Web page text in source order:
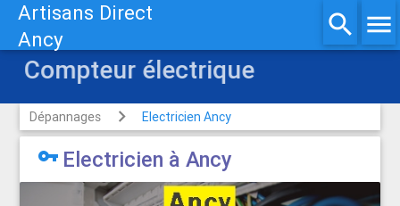
Artisans Direct
Ancy
search menu
Compteur électrique
Dépannages Electricien Ancy
 Electricien à Ancy